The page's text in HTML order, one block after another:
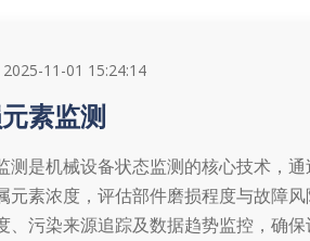
2025-11-01 15:24:14
素监测
测是机械设备状态监测的核心技术，
元素浓度，评估部件磨损程度与故障
、污染来源追踪及数据趋势监控，确